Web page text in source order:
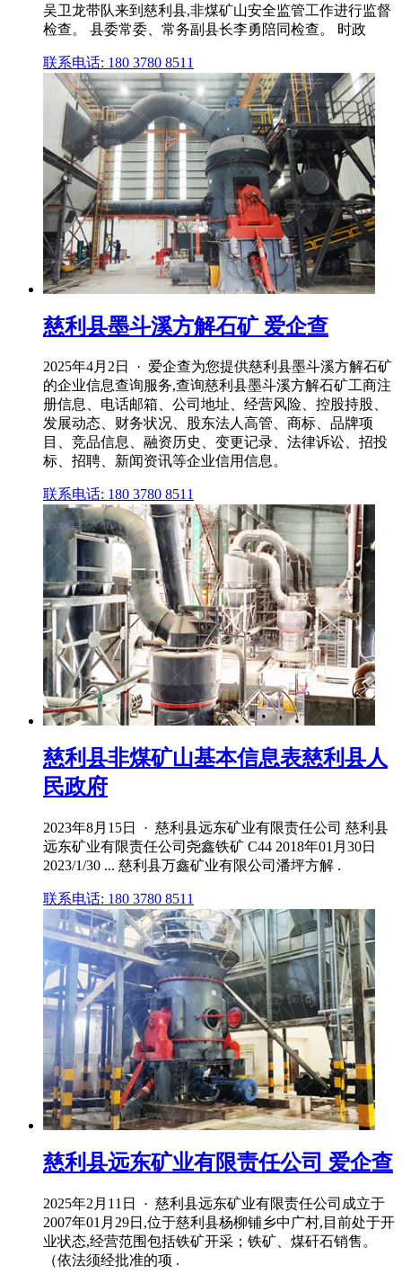
吴卫龙带队来到慈利县,非煤矿山安全监管工作进行监督
检查。 县委常委、常务副县长李勇陪同检查。 时政
联系电话: 180 3780 8511
慈利县墨斗溪方解石矿 爱企查
2025年4月2日 · 爱企查为您提供慈利县墨斗溪方解石矿
的企业信息查询服务,查询慈利县墨斗溪方解石矿工商注
册信息、电话邮箱、公司地址、经营风险、控股持股、
发展动态、财务状况、股东法人高管、商标、品牌项
目、竞品信息、融资历史、变更记录、法律诉讼、招投
标、招聘、新闻资讯等企业信用信息。
联系电话: 180 3780 8511
慈利县非煤矿山基本信息表慈利县人
民政府
2023年8月15日 · 慈利县远东矿业有限责任公司 慈利县
远东矿业有限责任公司尧鑫铁矿 C44 2018年01月30日
2023/1/30 ... 慈利县万鑫矿业有限公司潘坪方解 .
联系电话: 180 3780 8511
慈利县远东矿业有限责任公司 爱企查
2025年2月11日 · 慈利县远东矿业有限责任公司成立于
2007年01月29日,位于慈利县杨柳铺乡中广村,目前处于开
业状态,经营范围包括铁矿开采；铁矿、煤矸石销售。
（依法须经批准的项 .